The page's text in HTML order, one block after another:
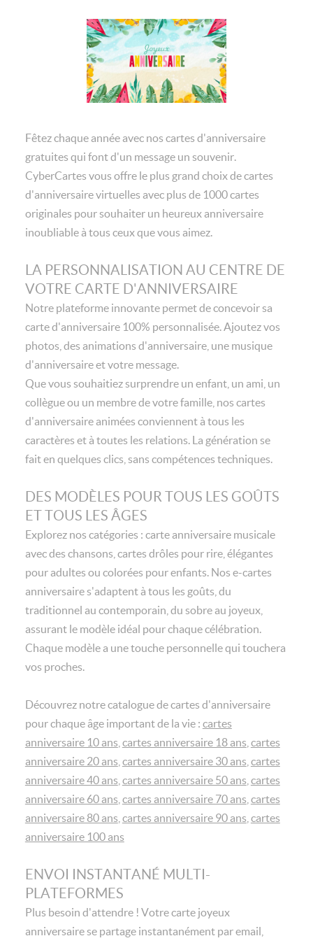
Fêtez chaque année avec nos cartes d'anniversaire
gratuites qui font d'un message un souvenir.
CyberCartes vous offre le plus grand choix de cartes
d'anniversaire virtuelles avec plus de 1000 cartes
originales pour souhaiter un heureux anniversaire
inoubliable à tous ceux que vous aimez.
LA PERSONNALISATION AU CENTRE DE
VOTRE CARTE D'ANNIVERSAIRE
Notre plateforme innovante permet de concevoir sa
carte d'anniversaire 100% personnalisée. Ajoutez vos
photos, des animations d'anniversaire, une musique
d'anniversaire et votre message.
Que vous souhaitiez surprendre un enfant, un ami, un
collègue ou un membre de votre famille, nos cartes
d'anniversaire animées conviennent à tous les
caractères et à toutes les relations. La génération se
fait en quelques clics, sans compétences techniques.
DES MODÈLES POUR TOUS LES GOÛTS
ET TOUS LES ÂGES
Explorez nos catégories : carte anniversaire musicale
avec des chansons, cartes drôles pour rire, élégantes
pour adultes ou colorées pour enfants. Nos e-cartes
anniversaire s'adaptent à tous les goûts, du
traditionnel au contemporain, du sobre au joyeux,
assurant le modèle idéal pour chaque célébration.
Chaque modèle a une touche personnelle qui touchera
vos proches.
Découvrez notre catalogue de cartes d'anniversaire
pour chaque âge important de la vie : cartes
anniversaire 10 ans cartes anniversaire 18 ans cartes
anniversaire 20 ans cartes anniversaire 30 ans cartes
anniversaire 40 ans cartes anniversaire 50 ans cartes
anniversaire 60 ans cartes anniversaire 70 ans cartes
anniversaire 80 ans cartes anniversaire 90 ans cartes
anniversaire 100 ans
ENVOI INSTANTANÉ MULTI-
PLATEFORMES
Plus besoin d'attendre ! Votre carte joyeux
anniversaire se partage instantanément par email,